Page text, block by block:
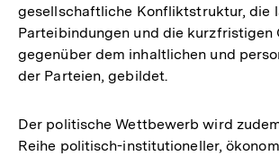
gesellschaftliche Konfliktstruktur, die
Parteibindungen und die kurzfristigen
gegenüber dem inhaltlichen und
der Parteien, gebildet.
Der politische Wettbewerb wird
Reihe politisch-institutioneller,